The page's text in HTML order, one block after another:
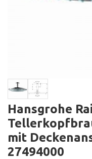
Hansgrohe
mit
27494000